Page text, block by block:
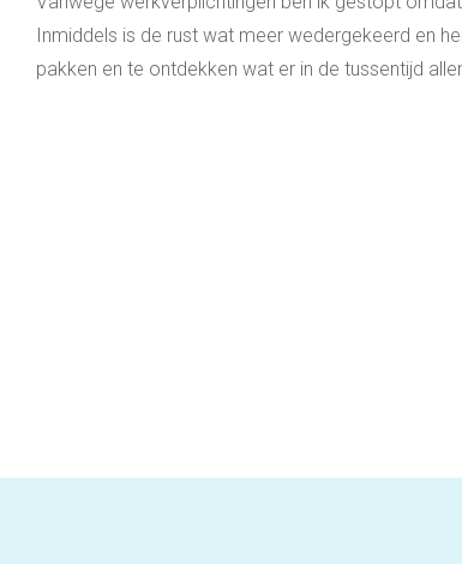
Inmiddels is de rust wat meer wedergekeerd en
pakken en te ontdekken wat er in de tussentijd